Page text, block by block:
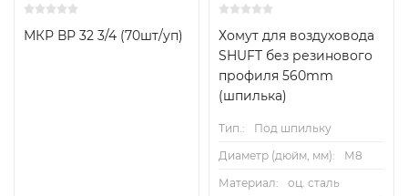
МКР ВР 32 3/4 (70шт/уп)
Хомут для воздуховода
SHUFT без резинового
профиля 560mm
(шпилька)
Тип.:
Под шпильку
Диаметр (дюйм, мм):
М8
Материал:
оц. сталь